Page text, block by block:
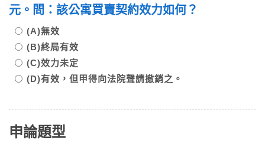
元。問：該公寓買賣契約效力如何？
(A)無效
(B)終局有效
(C)效力未定
(D)有效，但甲得向法院聲請撤銷之。
申論題型